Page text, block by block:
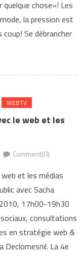
chose»! Les
la pression est
Se débrancher
WEBTV
le web et les
Comment(0)
et les médias
avec Sacha
17h00-19h30
consultations
en stratégie web &
Declomesnil. La 4e